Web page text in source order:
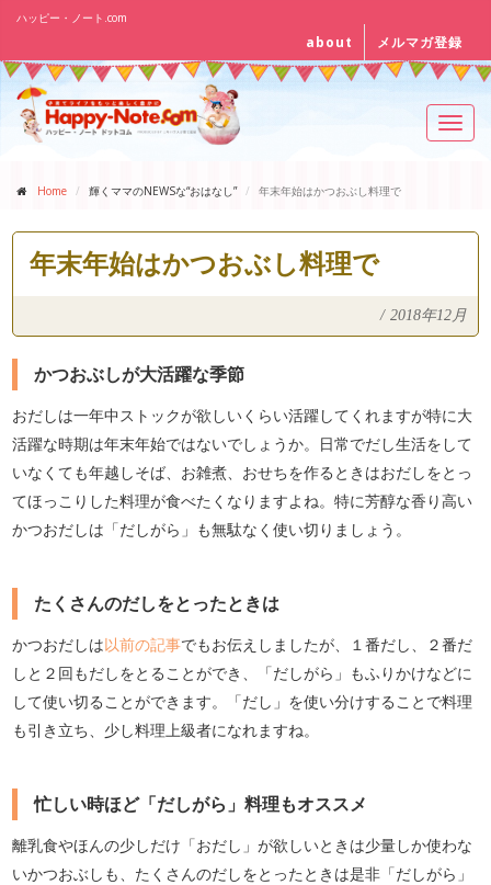
ハッピー・ノート.com
about メルマガ登録
Home 輝くママのNEWSな“おはなし” 年末年始はかつおぶし料理で
年末年始はかつおぶし料理で
/ 2018年12月
かつおぶしが大活躍な季節
おだしは一年中ストックが欲しいくらい活躍してくれますが特に大
活躍な時期は年末年始ではないでしょうか。日常でだし生活をして
いなくても年越しそば、お雑煮、おせちを作るときはおだしをとっ
てほっこりした料理が食べたくなりますよね。特に芳醇な香り高い
かつおだしは「だしがら」も無駄なく使い切りましょう。
たくさんのだしをとったときは
かつおだしは以前の記事でもお伝えしましたが、１番だし、２番だ
しと２回もだしをとることができ、「だしがら」もふりかけなどに
して使い切ることができます。「だし」を使い分けすることで料理
も引き立ち、少し料理上級者になれますね。
忙しい時ほど「だしがら」料理もオススメ
離乳食やほんの少しだけ「おだし」が欲しいときは少量しか使わな
いかつおぶしも、たくさんのだしをとったときは是非「だしがら」